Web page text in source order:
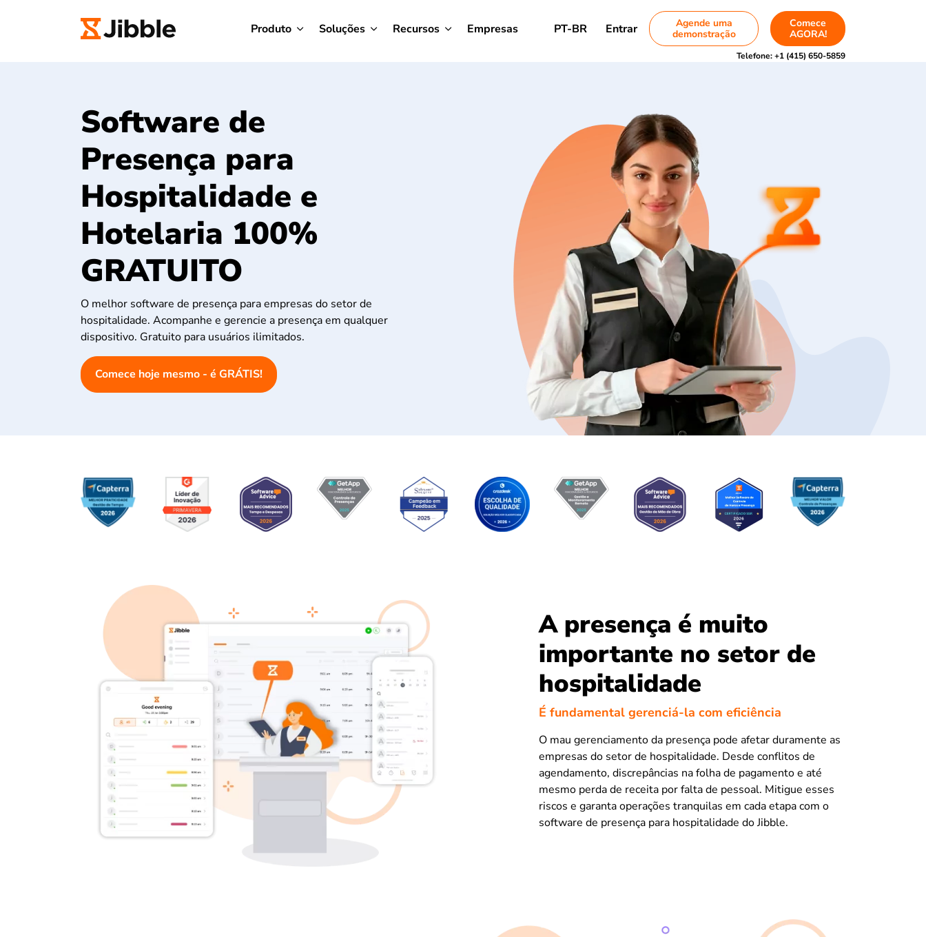
Produto Soluções Recursos Empresas PT-BR Entrar
Agende uma
demonstração
Comece
AGORA!
Telefone:+1 (415) 650-5859
Software de
Presença para
Hospitalidade e
Hotelaria 100%
GRATUITO
O melhor software de presença para empresas do setor de
hospitalidade. Acompanhe e gerencie a presença em qualquer
dispositivo. Gratuito para usuários ilimitados.
Comece hoje mesmo - é GRÁTIS!
A presença é muito
importante no setor de
hospitalidade
É fundamental gerenciá-la com eficiência
O mau gerenciamento da presença pode afetar duramente as
empresas do setor de hospitalidade. Desde conflitos de
agendamento, discrepâncias na folha de pagamento e até
mesmo perda de receita por falta de pessoal. Mitigue esses
riscos e garanta operações tranquilas em cada etapa com o
software de presença para hospitalidade do Jibble.